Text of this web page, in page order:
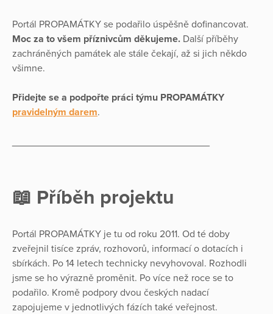
Portál PROPAMÁTKY se podařilo úspěšně dofinancovat.
Moc za to všem příznivcům děkujeme. Další příběhy
zachráněných památek ale stále čekají, až si jich někdo
všimne.
Přidejte se a podpořte práci týmu PROPAMÁTKY
pravidelným darem.
📖 Příběh projektu
Portál PROPAMÁTKY je tu od roku 2011. Od té doby
zveřejnil tisíce zpráv, rozhovorů, informací o dotacích i
sbírkách. Po 14 letech technicky nevyhovoval. Rozhodli
jsme se ho výrazně proměnit. Po více než roce se to
podařilo. Kromě podpory dvou českých nadací
zapojujeme v jednotlivých fázích také veřejnost.